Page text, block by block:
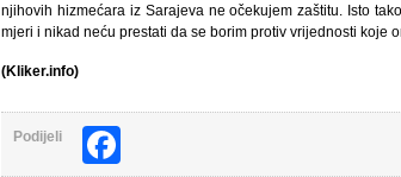
njihovih hizmećara iz Sarajeva ne očekujem zaštitu. Isto
mjeri i nikad neću prestati da se borim protiv vrijednosti koje
(Kliker.info)
Podijeli